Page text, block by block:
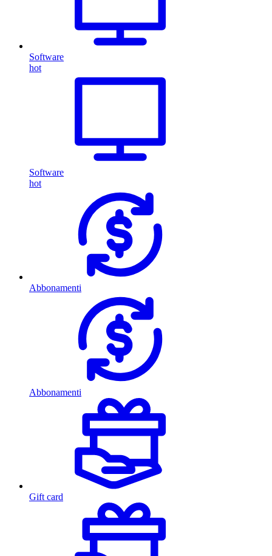
Software
hot
Software
hot
Abbonamenti
Abbonamenti
Gift card